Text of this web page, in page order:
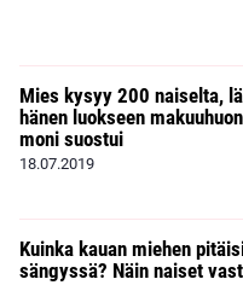
Mies kysyy 200 naiselta,
hänen luokseen
moni suostui
18.07.2019
Kuinka kauan miehen
sängyssä? Näin naiset